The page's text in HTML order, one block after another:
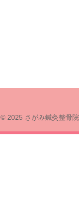
© 2025 さがみ鍼灸整骨院.